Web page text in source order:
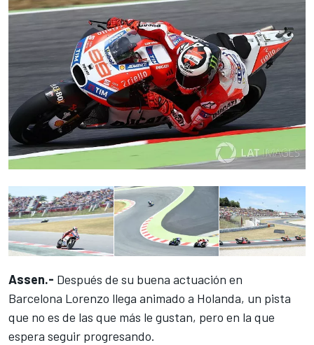
Assen.- Después de su buena actuación en
Barcelona Lorenzo llega animado a Holanda, un pista
que no es de las que más le gustan, pero en la que
espera seguir progresando.